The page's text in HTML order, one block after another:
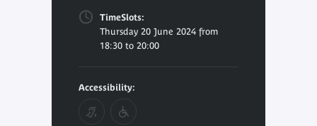
TimeSlots:
Thursday 20 June 2024 from
18:30 to 20:00
Accessibility: